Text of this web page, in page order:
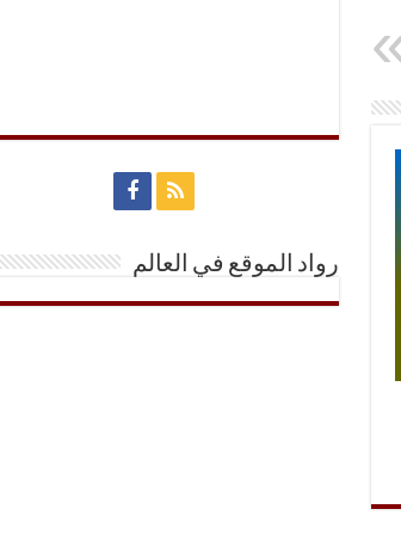
رواد الموقع في العالم